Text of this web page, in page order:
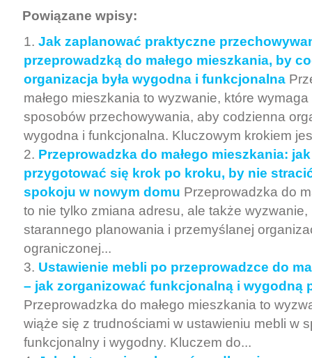
Powiązane wpisy:
Jak zaplanować praktyczne
przeprowadzką do małego mieszkania, by
organizacja była wygodna i funkcjonalna
małego mieszkania to wyzwanie, które
sposobów przechowywania, aby codzienna
wygodna i funkcjonalna. Kluczowym krokiem
Przeprowadzka do małego mieszkania:
przygotować się krok po kroku, by nie
spokoju w nowym domu Przeprowadzka do
to nie tylko zmiana adresu, ale także
starannego planowania i przemyślanej
ograniczonej...
Ustawienie mebli po przeprowadzce do
– jak zorganizować funkcjonalną i wygodną
Przeprowadzka do małego mieszkania to
wiąże się z trudnościami w ustawieniu mebli w
funkcjonalny i wygodny. Kluczem do...